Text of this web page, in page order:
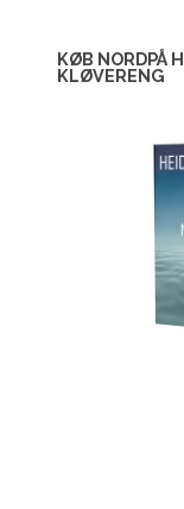
KØB NORDPÅ
KLØVERENG